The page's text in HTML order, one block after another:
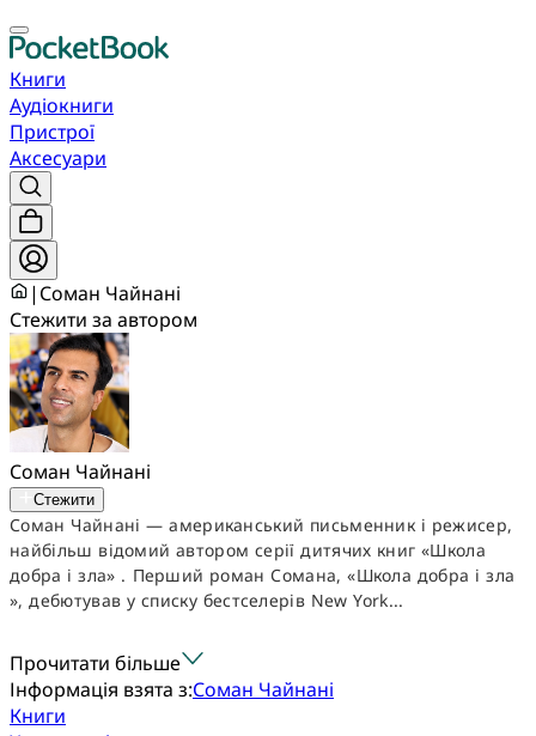
Книги
Аудіокниги
Пристрої
Аксесуари
| Соман Чайнані
Стежити за автором
Соман Чайнані
Стежити
Соман Чайнані — американський письменник і режисер,
найбільш відомий автором серії дитячих книг «Школа
добра і зла» . Перший роман Сомана, «Школа добра і зла
», дебютував у списку бестселерів New York...
Прочитати більше
Інформація взята з:Соман Чайнані
Книги